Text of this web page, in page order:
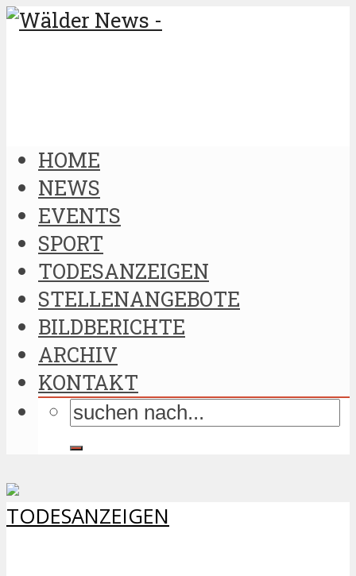
HOME
NEWS
EVENTS
SPORT
TODESANZEIGEN
STELLENANGEBOTE
BILDBERICHTE
ARCHIV
KONTAKT
TODESANZEIGEN